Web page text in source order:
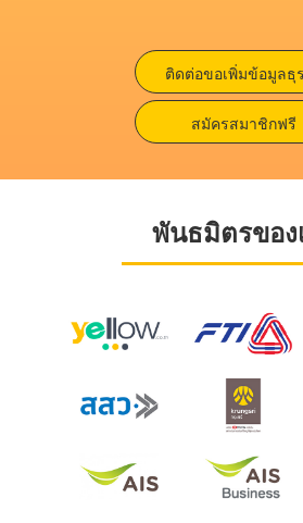
ติดต่อขอเพิ่มข้อมูลธุ
สมัครสมาชิกฟรี
พันธมิตรของ